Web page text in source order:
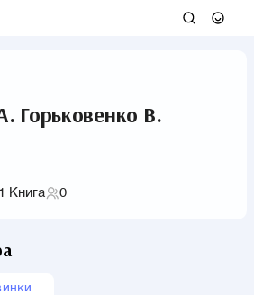
Горьковенко В.
1 Книга 0